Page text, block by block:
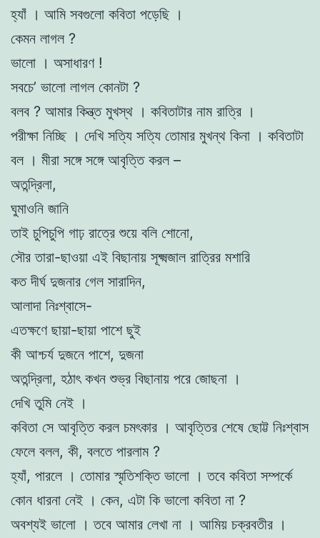
হ্যাঁ । আমি সবগুলো কবিতা পড়েছি ।
কেমন লাগল ?
ভালো । অসাধারণ !
সবচে’ ভালো লাগল কোনটা ?
বলব ? আমার কিন্ত্ত মুখস্থ । কবিতাটার নাম রাত্রি ।
পরীক্ষা নিচ্ছি । দেখি সত্যি সত্যি তোমার মুখন্থ কিনা । কবিতাটা
বল । মীরা সঙ্গে সঙ্গে আবৃত্তি করল –
অতন্দ্রিলা,
ঘুমাওনি জানি
তাই চুপিচুপি গাঢ় রাত্রে শুয়ে বলি শোনো,
সৌর তারা-ছাওয়া এই বিছানায় সূক্ষ্মজাল রাত্রির মশারি
কত দীর্ঘ দুজনার গেল সারাদিন,
আলাদা নিঃশ্বাসে-
এতক্ষণে ছায়া-ছায়া পাশে ছুই
কী আশ্চর্য দুজনে পাশে, দুজনা
অতন্দ্রিলা, হঠাৎ কখন শুভ্র বিছানায় পরে জোছনা ।
দেখি তুমি নেই ।
কবিতা সে আবৃত্তি করল চমৎকার । আবৃত্তির শেষে ছোট্ট নিঃশ্বাস
ফেলে বলল, কী, বলতে পারলাম ?
হ্যাঁ, পারলে । তোমার স্মৃতিশক্তি ভালো । তবে কবিতা সম্পর্কে
কোন ধারনা নেই । কেন, এটা কি ভালো কবিতা না ?
অবশ্যই ভালো । তবে আমার লেখা না । আমিয় চক্রবতীর ।